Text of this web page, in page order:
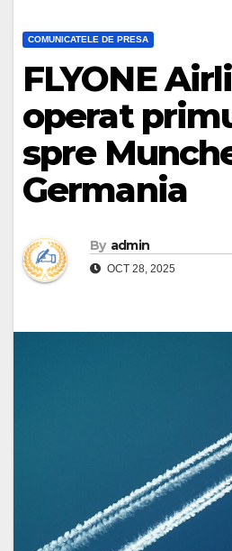
COMUNICATELE DE PRESA
FLYONE
operat
spre
Germania
By admin
OCT 28, 2025